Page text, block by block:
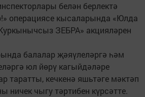
белән берлектә
операциясе кысаларында «Юлда
ЗЕБРА» акцияләрен
балалар җәяүлеләргә һәм
юл йөрү кагыйдәләре
таратты, кечкенә яшьтәге мәктәп
ничек чыгу тәртибен күрсәтте.